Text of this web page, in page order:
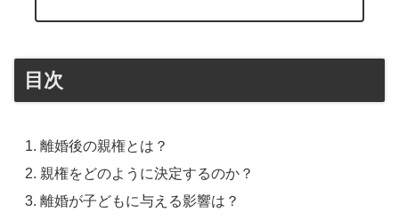
目次
離婚後の親権とは？
親権をどのように決定するのか？
離婚が子どもに与える影響は？